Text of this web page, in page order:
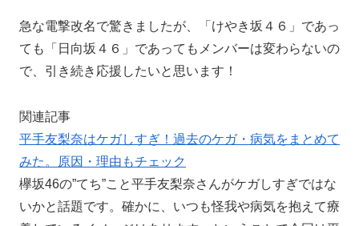
急な電撃改名で驚きましたが、「けやき坂４６」であっ
ても「日向坂４６」であってもメンバーは変わらないの
で、引き続き応援したいと思います！
関連記事
平手友梨奈はケガしすぎ！過去のケガ・病気をまとめて
みた。原因・理由もチェック
欅坂46の”てち”こと平手友梨奈さんがケガしすぎではな
いかと話題です。確かに、いつも怪我や病気を抱えて療